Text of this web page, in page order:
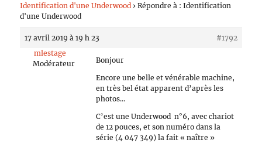
Identification d'une Underwood › Répondre à : Identification
d'une Underwood
17 avril 2019 à 19 h 23
#1792
mlestage
Modérateur
Bonjour
Encore une belle et vénérable machine,
en très bel état apparent d’après les
photos…
C’est une Underwood n°6, avec chariot
de 12 pouces, et son numéro dans la
série (4 047 349) la fait « naître »